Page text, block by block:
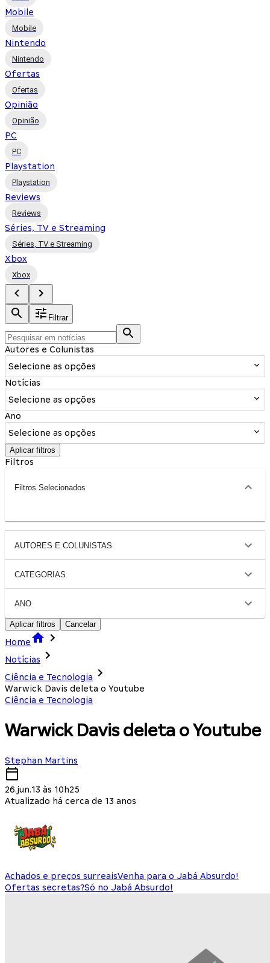
Mobile
Mobile
Nintendo
Nintendo
Ofertas
Ofertas
Opinião
Opinião
PC
PC
Playstation
Playstation
Reviews
Reviews
Séries, TV e Streaming
Séries, TV e Streaming
Xbox
Xbox
Filtrar
Autores e Colunistas
Selecione as opções
Notícias
Selecione as opções
Ano
Selecione as opções
Aplicar filtros
Filtros
Filtros Selecionados
AUTORES E COLUNISTAS
CATEGORIAS
ANO
Aplicar filtros Cancelar
Home
Notícias
Ciência e Tecnologia
Warwick Davis deleta o Youtube
Ciência e Tecnologia
Warwick Davis deleta o Youtube
Stephan Martins
26.jun.13 às 10h25
Atualizado há cerca de 13 anos
Achados e preços surreaisVenha para o Jabá Absurdo!
Ofertas secretas?Só no Jabá Absurdo!